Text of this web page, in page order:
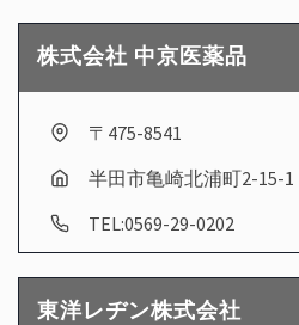
株式会社 中京医薬品
〒475-8541
半田市亀崎北浦町2-15-1
TEL:0569-29-0202
東洋レヂン株式会社